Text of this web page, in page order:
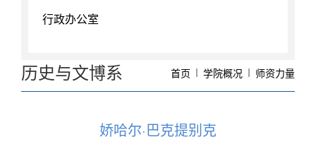
行政办公室
历史与文博系 首页 学院概况 师资力量
娇哈尔·巴克提别克